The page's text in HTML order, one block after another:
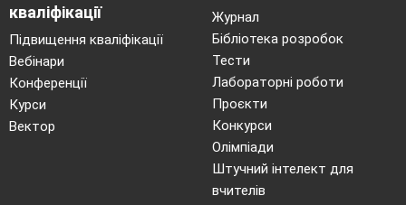
кваліфікації
Підвищення кваліфікації
Вебінари
Конференції
Курси
Вектор
Журнал
Бібліотека розробок
Тести
Лабораторні роботи
Проєкти
Конкурси
Олімпіади
Штучний інтелект для
вчителів